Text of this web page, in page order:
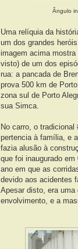
Ângulo
Uma relíquia da
um dos grandes
imagem acima
visto) de um dos
rua: a pancada de
prova 500 km de
zona sul de Porto
sua Simca.
No carro, o
pertencia à família, e
fazia alusão à
que foi inaugurado
ano em que as
devido aos acidentes
Apesar disto, era uma
envolvimento, e a